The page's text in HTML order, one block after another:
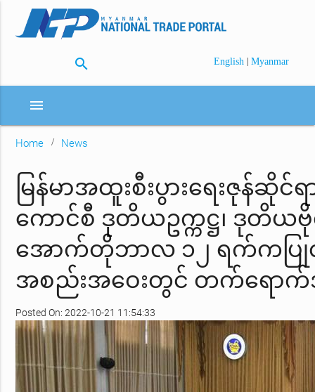
search English | Myanmar
menu
Home News
မြန်မာအထူးစီးပွားရေးဇုန်ဆို
ကောင်စီ ဒုတိယဥက္ကဋ္ဌ၊ ဒုတိယဗို
အောက်တိုဘာလ ၁၂ ရက်ကပြုလု
အစည်းအဝေးတွင် တက်ရောက်အ
Posted On: 2022-10-21 11:54:33